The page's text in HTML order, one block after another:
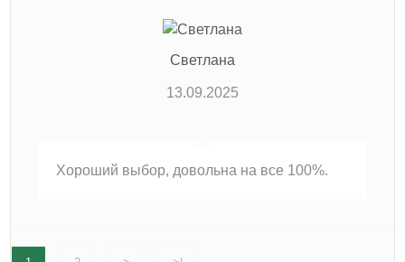
Светлана
13.09.2025
Хороший выбор, довольна на все 100%.